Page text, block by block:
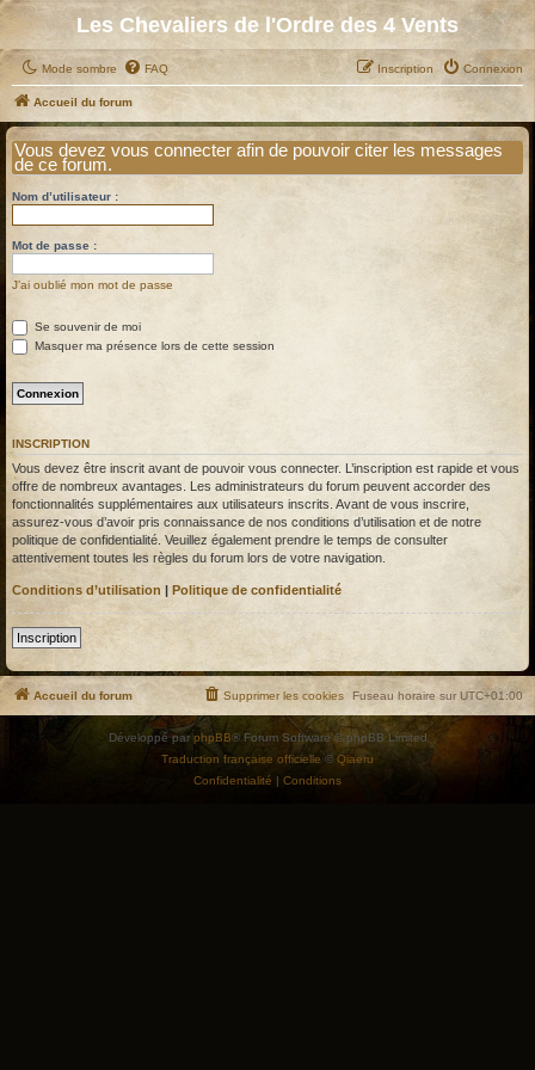
Les Chevaliers de l'Ordre des 4 Vents
Mode sombre FAQ Connexion
Inscription
Accueil du forum
Vous devez vous connecter afin de pouvoir citer les messages
de ce forum.
Nom d’utilisateur :
Mot de passe :
J’ai oublié mon mot de passe
Se souvenir de moi
Masquer ma présence lors de cette session
INSCRIPTION
Vous devez être inscrit avant de pouvoir vous connecter. L’inscription est rapide et vous
offre de nombreux avantages. Les administrateurs du forum peuvent accorder des
fonctionnalités supplémentaires aux utilisateurs inscrits. Avant de vous inscrire,
assurez-vous d’avoir pris connaissance de nos conditions d’utilisation et de notre
politique de confidentialité. Veuillez également prendre le temps de consulter
attentivement toutes les règles du forum lors de votre navigation.
Conditions d’utilisation | Politique de confidentialité
Inscription
Accueil du forum Fuseau horaire surUTC+01:00
Supprimer les cookies
Développé par phpBB® Forum Software © phpBB Limited
Traduction française officielle © Qiaeru
Confidentialité | Conditions